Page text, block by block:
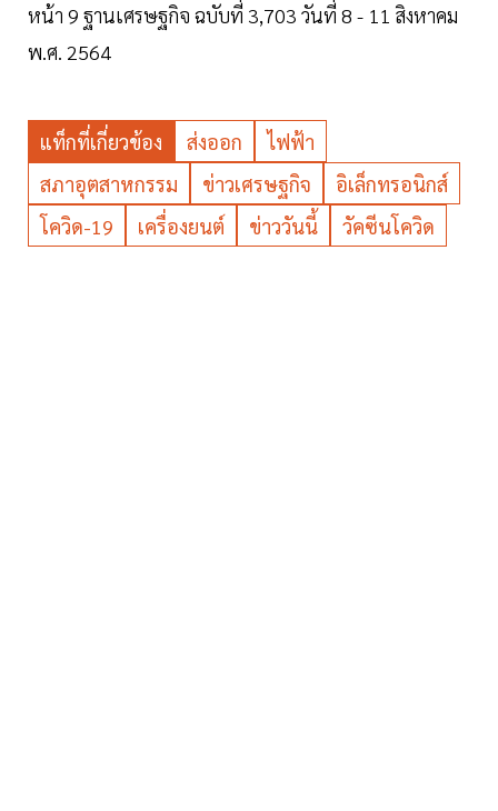
หน้า 9 ฐานเศรษฐกิจ ฉบับที่ 3,703 วันที่ 8 - 11 สิงหาคม
พ.ศ. 2564
แท็กที่เกี่ยวข้อง ส่งออก
ไฟฟ้า
สภาอุตสาหกรรม
ข่าวเศรษฐกิจ
อิเล็กทรอนิกส์
โควิด-19
เครื่องยนต์ ข่าววันนี้ วัคซีนโควิด